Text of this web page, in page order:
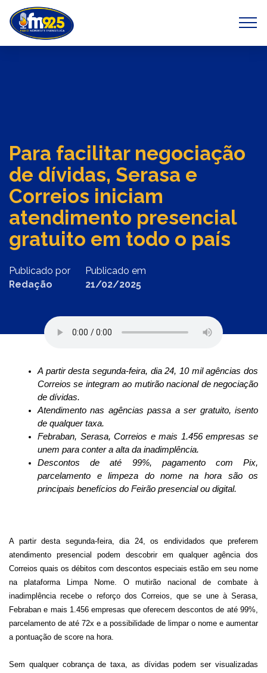
Previous Next
Para facilitar negociação
de dívidas, Serasa e
Correios iniciam
atendimento presencial
gratuito em todo o país
Publicado por
Redação
Publicado em
21/02/2025
A partir desta segunda-feira, dia 24, 10 mil agências dos
Correios se integram ao mutirão nacional de negociação
de dívidas.
Atendimento nas agências passa a ser gratuito, isento
de qualquer taxa.
Febraban, Serasa, Correios e mais 1.456 empresas se
unem para conter a alta da inadimplência.
Descontos de até 99%, pagamento com Pix,
parcelamento e limpeza do nome na hora são os
principais benefícios do Feirão presencial ou digital.
A partir desta segunda-feira, dia 24, os endividados que preferem
atendimento presencial podem descobrir em qualquer agência dos
Correios quais os débitos com descontos especiais estão em seu nome
na plataforma Limpa Nome. O mutirão nacional de combate à
inadimplência recebe o reforço dos Correios, que se une à Serasa,
Febraban e mais 1.456 empresas que oferecem descontos de até 99%,
parcelamento de até 72x e a possibilidade de limpar o nome e aumentar
a pontuação de score na hora.
Sem qualquer cobrança de taxa, as dívidas podem ser visualizadas